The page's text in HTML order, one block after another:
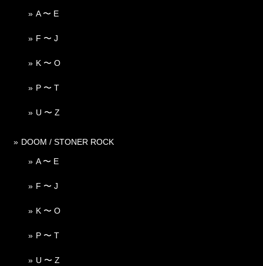
A 〜 E
F 〜 J
K 〜 O
P 〜 T
U 〜 Z
DOOM / STONER ROCK
A 〜 E
F 〜 J
K 〜 O
P 〜 T
U 〜 Z